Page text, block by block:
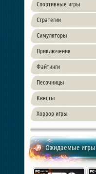
Спортивные игры
Стратегии
Симуляторы
Приключения
Файтинги
Песочницы
Квесты
Хоррор игры
Ожидаемые игры